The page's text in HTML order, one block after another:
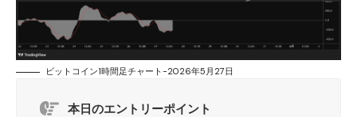
ビットコイン1時間足チャート-2026年5月27日
本日のエントリーポイント